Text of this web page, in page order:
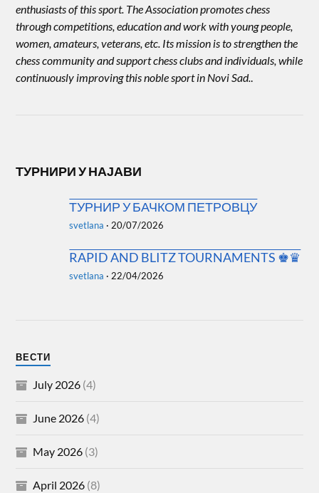
enthusiasts of this sport. The Association promotes chess
through competitions, education and work with young people,
women, amateurs, veterans, etc. Its mission is to strengthen the
chess community and support chess clubs and individuals, while
continuously improving this noble sport in Novi Sad..
ТУРНИРИ У НАЈАВИ
ТУРНИР У БАЧКОМ ПЕТРОВЦУ
svetlana ·20/07/2026
RAPID AND BLITZ TOURNAMENTS ♚♛
svetlana ·22/04/2026
ВЕСТИ
July 2026 (4)
June 2026 (4)
May 2026 (3)
April 2026 (8)